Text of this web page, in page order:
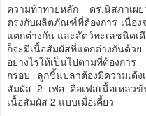
ความท้าทายหลัก ดร.นิสภาเผย
ตรงกับผลิตภัณฑ์ที่ต้องการ เนื่อง
แตกต่างกัน และสัตว์ทะเลชนิด
ก็จะมีเนื้อสัมผัสที่แตกต่างกัน
อย่างไรให้เป็นไปตามที่ต้องก
กรอบ ลูกชิ้นปลาต้องมีความเด้
สัมผัส 2 เฟส คือเฟสเนื้อเหลว
เนื้อสัมผัส 2 แบบเมื่อเคี้ยว